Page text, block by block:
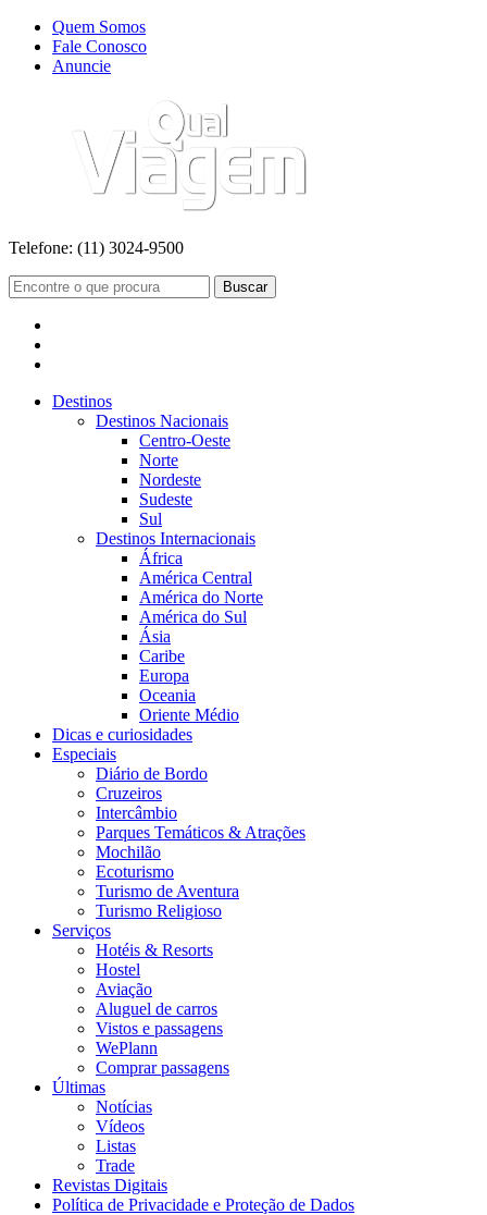
Quem Somos
Fale Conosco
Anuncie
Telefone: (11) 3024-9500
Buscar
Destinos
Destinos Nacionais
Centro-Oeste
Norte
Nordeste
Sudeste
Sul
Destinos Internacionais
África
América Central
América do Norte
América do Sul
Ásia
Caribe
Europa
Oceania
Oriente Médio
Dicas e curiosidades
Especiais
Diário de Bordo
Cruzeiros
Intercâmbio
Parques Temáticos & Atrações
Mochilão
Ecoturismo
Turismo de Aventura
Turismo Religioso
Serviços
Hotéis & Resorts
Hostel
Aviação
Aluguel de carros
Vistos e passagens
WePlann
Comprar passagens
Últimas
Notícias
Vídeos
Listas
Trade
Revistas Digitais
Política de Privacidade e Proteção de Dados